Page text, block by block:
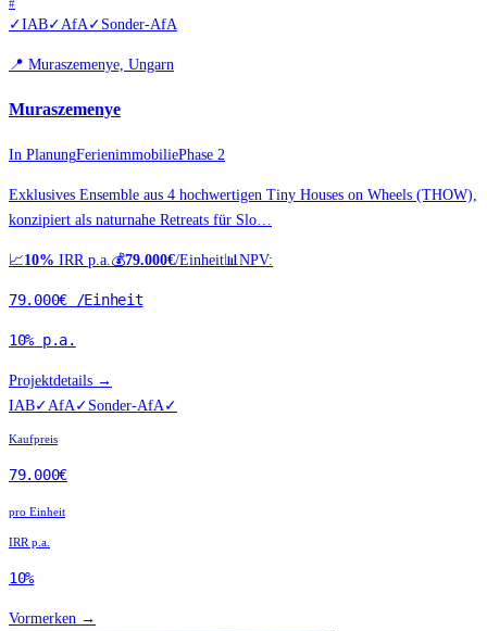
#
✓IAB✓AfA✓Sonder-AfA
📍 Muraszemenye, Ungarn
Muraszemenye
In PlanungFerienimmobiliePhase 2
Exklusives Ensemble aus 4 hochwertigen Tiny Houses on Wheels (THOW),
konzipiert als naturnahe Retreats für Slo…
📈10% IRR p.a. 💰79.000€/Einheit📊NPV:
79.000€ /Einheit
10%p.a.
Projektdetails →
IAB✓AfA✓Sonder-AfA✓
Kaufpreis
79.000€
pro Einheit
IRR p.a.
10%
Vormerken →